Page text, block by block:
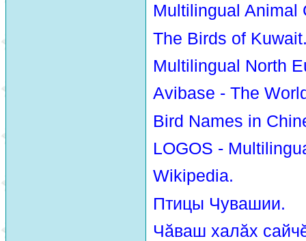
Multilingual Animal
The Birds of
Multilingual North
Avibase - The
Bird Names in
LOGOS -
Wikipedia.
Птицы Чувашии.
Чăваш халăх